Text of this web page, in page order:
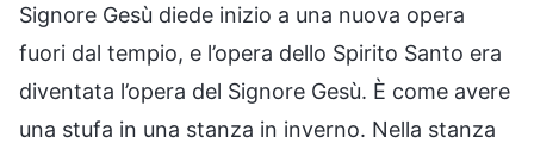
Signore Gesù diede inizio a una nuova opera
fuori dal tempio, e l’opera dello Spirito Santo era
diventata l’opera del Signore Gesù. È come avere
una stufa in una stanza in inverno. Nella stanza